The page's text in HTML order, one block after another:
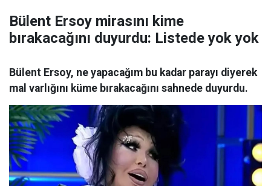
Bülent Ersoy mirasını kime
bırakacağını duyurdu: Listede yok yok
Bülent Ersoy, ne yapacağım bu kadar parayı diyerek
mal varlığını küme bırakacağını sahnede duyurdu.